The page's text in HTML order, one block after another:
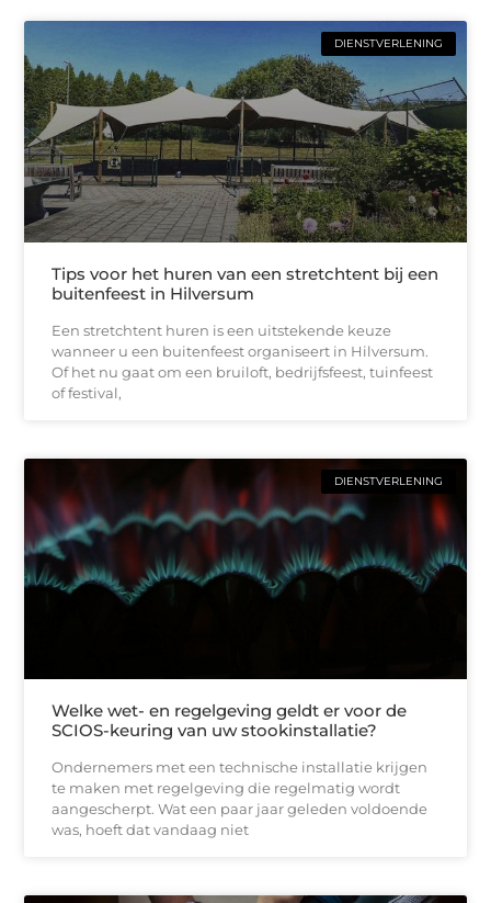
DIENSTVERLENING
Tips voor het huren van een stretchtent bij een
buitenfeest in Hilversum
Een stretchtent huren is een uitstekende keuze
wanneer u een buitenfeest organiseert in Hilversum.
Of het nu gaat om een bruiloft, bedrijfsfeest, tuinfeest
of festival,
DIENSTVERLENING
Welke wet- en regelgeving geldt er voor de
SCIOS-keuring van uw stookinstallatie?
Ondernemers met een technische installatie krijgen
te maken met regelgeving die regelmatig wordt
aangescherpt. Wat een paar jaar geleden voldoende
was, hoeft dat vandaag niet